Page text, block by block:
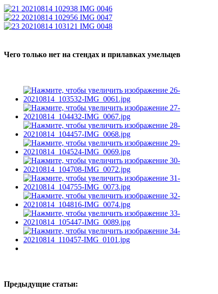
Чего только нет на стендах и прилавках умельцев
Предыдущие статьи: